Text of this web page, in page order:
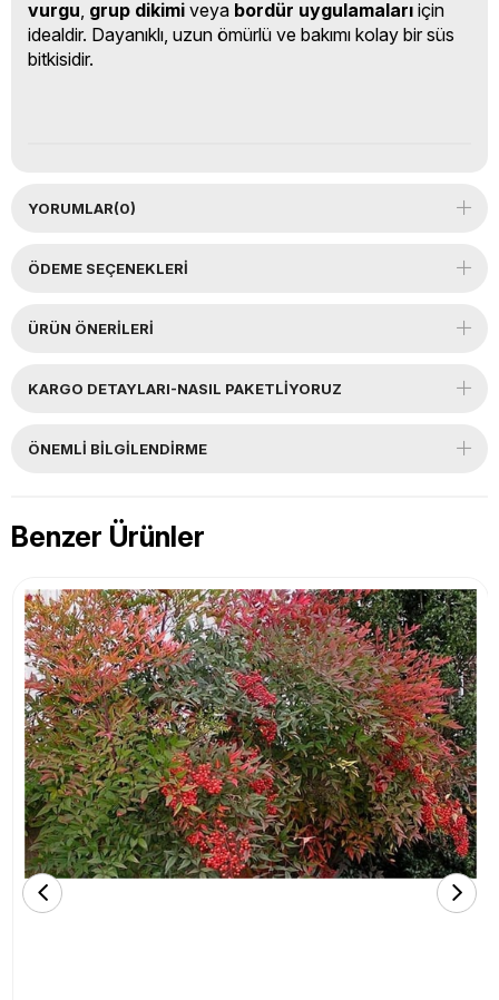
vurgu grup dikimi veya bordür uygulamaları için
idealdir. Dayanıklı, uzun ömürlü ve bakımı kolay bir süs
bitkisidir.
YORUMLAR(0)
ÖDEME SEÇENEKLERI
ÜRÜN ÖNERILERI
KARGO DETAYLARI-NASIL PAKETLİYORUZ
ÖNEMLI BILGILENDIRME
Benzer Ürünler